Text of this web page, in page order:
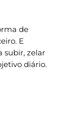
de
E
subir, zelar
diário.